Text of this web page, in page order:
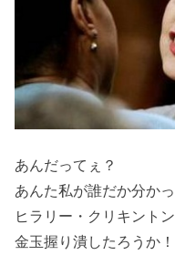
あんだってぇ？
あんた私が誰だか分か
ヒラリー・クリキント
金玉握り潰したろうか！